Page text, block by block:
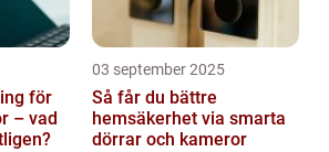
för
– vad
03 september 2025
Så får du bättre
hemsäkerhet via smarta
dörrar och kameror